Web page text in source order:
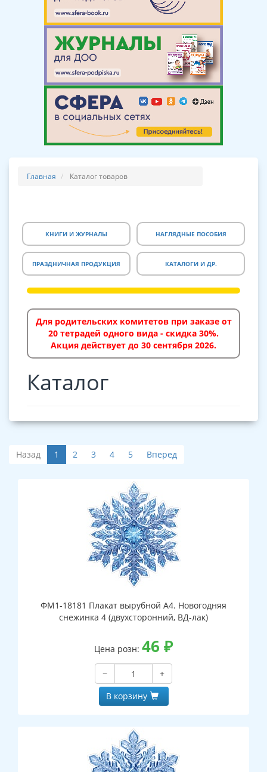
Главная Каталог товаров
КНИГИ И ЖУРНАЛЫ НАГЛЯДНЫЕ ПОСОБИЯ
ПРАЗДНИЧНАЯ ПРОДУКЦИЯ КАТАЛОГИ И ДР.
Для родительских комитетов при заказе от
20 тетрадей одного вида - скидка 30%.
Акция действует до 30 сентября 2026.
Каталог
Назад 1 2 3 4 5 Вперед
ФМ1-18181 Плакат вырубной А4. Новогодняя
снежинка 4 (двухсторонний, ВД-лак)
Цена розн: 46 ₽
−
+
В корзину